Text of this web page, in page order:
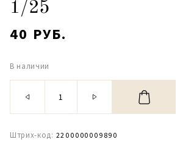
1/25
40 РУБ.
В наличии
Штрих-код: 2200000009890